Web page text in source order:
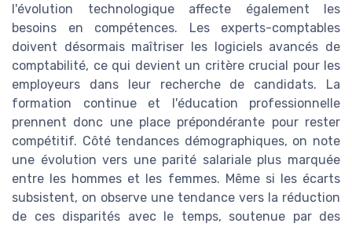
l'évolution technologique affecte également les
besoins en compétences. Les experts-comptables
doivent désormais maîtriser les logiciels avancés de
comptabilité, ce qui devient un critère crucial pour les
employeurs dans leur recherche de candidats. La
formation continue et l'éducation professionnelle
prennent donc une place prépondérante pour rester
compétitif. Côté tendances démographiques, on note
une évolution vers une parité salariale plus marquée
entre les hommes et les femmes. Même si les écarts
subsistent, on observe une tendance vers la réduction
de ces disparités avec le temps, soutenue par des